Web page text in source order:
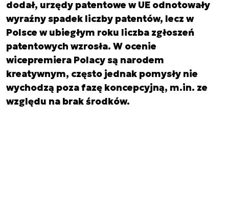
dodał, urzędy patentowe w UE odnotowały
wyraźny spadek liczby patentów, lecz w
Polsce w ubiegłym roku liczba zgłoszeń
patentowych wzrosła. W ocenie
wicepremiera Polacy są narodem
kreatywnym, często jednak pomysły nie
wychodzą poza fazę koncepcyjną, m.in. ze
względu na brak środków.